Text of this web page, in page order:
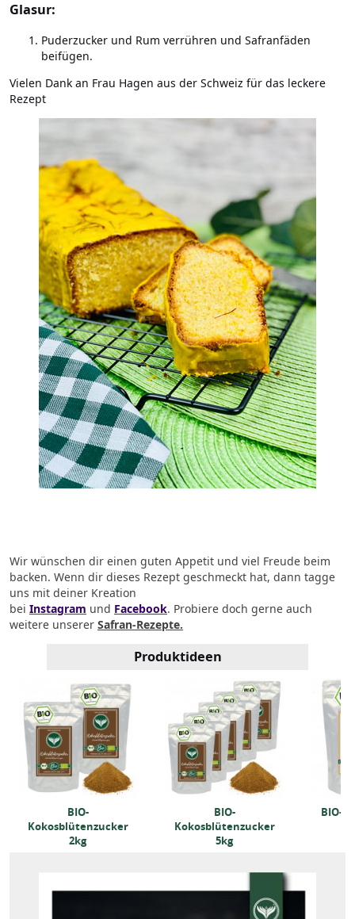
Glasur:
Puderzucker und Rum verrühren und Safranfäden
beifügen.
Vielen Dank an Frau Hagen aus der Schweiz für das leckere
Rezept
Wir wünschen dir einen guten Appetit und viel Freude beim
backen. Wenn dir dieses Rezept geschmeckt hat, dann tagge
uns mit deiner Kreation
bei Instagram und Facebook. Probiere doch gerne auch
weitere unserer Safran-Rezepte.
Produktideen
BIO-
Kokosblütenzucker
2kg
BIO-
Kokosblütenzucker
5kg
BIO-